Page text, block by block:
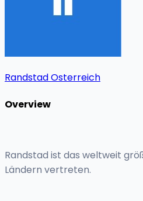
Randstad Osterreich
Overview
Randstad ist das weltweit
Ländern vertreten.